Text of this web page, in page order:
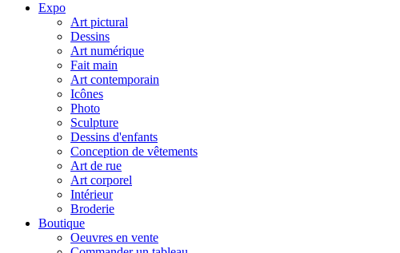
Expo
Art pictural
Dessins
Art numérique
Fait main
Art contemporain
Icônes
Photo
Sculpture
Dessins d'enfants
Conception de vêtements
Art de rue
Art corporel
Intérieur
Broderie
Boutique
Oeuvres en vente